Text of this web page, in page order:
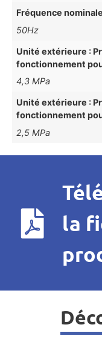
Fréquence nominale
50Hz
Unité extérieure :
fonctionnement
4,3 MPa
Unité extérieure :
fonctionnement
2,5 MPa
la